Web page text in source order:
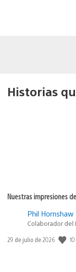
Historias
Nuestras impresiones
Phil Hornshaw
Colaborador
Fecha
29 de julio de 2026 10